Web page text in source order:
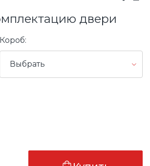
двери
Короб:
Выбрать